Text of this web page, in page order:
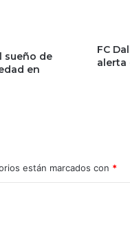
sueño de
en
FC
alerta
están marcados con *